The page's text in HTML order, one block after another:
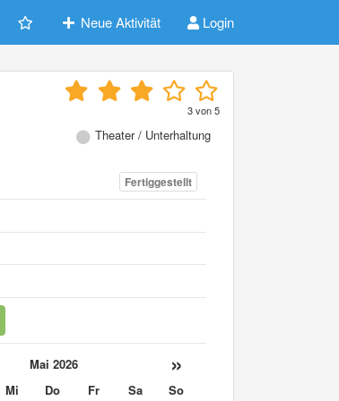
Neue Aktivität Login
3von5
Theater / Unterhaltung
Fertiggestellt
Mai 2026 »
Mi Do Fr Sa
So